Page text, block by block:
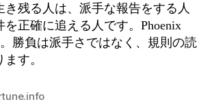
き残る人は、派手な報告をする人
を正確に追える人です。Phoenix
勝負は派手さではなく、規則の読
す。